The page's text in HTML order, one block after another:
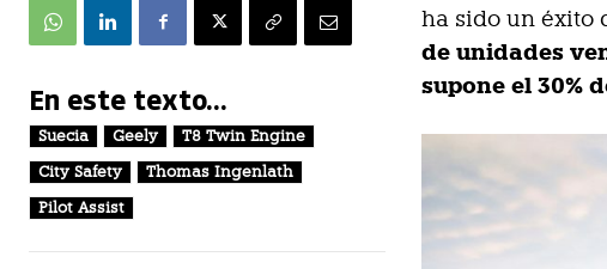
En este texto...
Suecia Geely
T8 Twin Engine
City Safety
Thomas Ingenlath
Pilot Assist
ha sido un éxito
de unidades
supone el 30%